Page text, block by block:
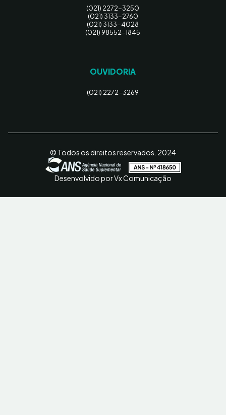
(021) 2272-3250
(021) 3133-2760
(021) 3133-4028
(021) 98552-1845
OUVIDORIA
(021) 2272-3269
© Todos os direitos reservados. 2024
Desenvolvido por Vx Comunicação